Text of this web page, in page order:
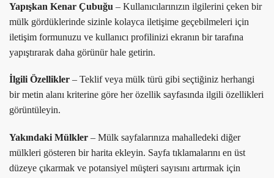
Yapışkan Kenar Çubuğu – Kullanıcılarınızın ilgilerini çeken bir
mülk gördüklerinde sizinle kolayca iletişime geçebilmeleri için
iletişim formunuzu ve kullanıcı profilinizi ekranın bir tarafına
yapıştırarak daha görünür hale getirin.
İlgili Özellikler – Teklif veya mülk türü gibi seçtiğiniz herhangi
bir metin alanı kriterine göre her özellik sayfasında ilgili özellikleri
görüntüleyin.
Yakındaki Mülkler – Mülk sayfalarınıza mahalledeki diğer
mülkleri gösteren bir harita ekleyin. Sayfa tıklamalarını en üst
düzeye çıkarmak ve potansiyel müşteri sayısını artırmak için